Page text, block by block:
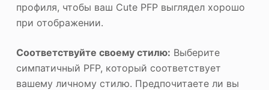
профиля, чтобы ваш Cute PFP выглядел хорошо
при отображении.
Соответствуйте своему стилю: Выберите
симпатичный PFP, который соответствует
вашему личному стилю. Предпочитаете ли вы